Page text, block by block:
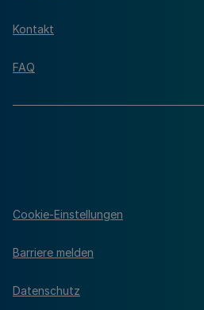
Kontakt
FAQ
Cookie-Einstellungen
Barriere melden
Datenschutz